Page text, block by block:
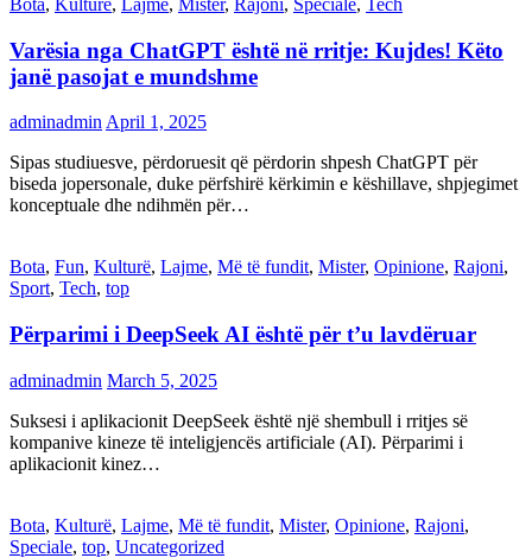
Bota, Kulturë, Lajme, Mister, Rajoni, Speciale, Tech
Varësia nga ChatGPT është në rritje: Kujdes! Këto
janë pasojat e mundshme
adminadmin April 1, 2025
Sipas studiuesve, përdoruesit që përdorin shpesh ChatGPT për
biseda jopersonale, duke përfshirë kërkimin e këshillave, shpjegimet
konceptuale dhe ndihmën për…
Bota, Fun, Kulturë, Lajme, Më të fundit, Mister, Opinione, Rajoni,
Sport, Tech, top
Përparimi i DeepSeek AI është për t’u lavdëruar
adminadmin March 5, 2025
Suksesi i aplikacionit DeepSeek është një shembull i rritjes së
kompanive kineze të inteligjencës artificiale (AI). Përparimi i
aplikacionit kinez…
Bota, Kulturë, Lajme, Më të fundit, Mister, Opinione, Rajoni,
Speciale, top, Uncategorized